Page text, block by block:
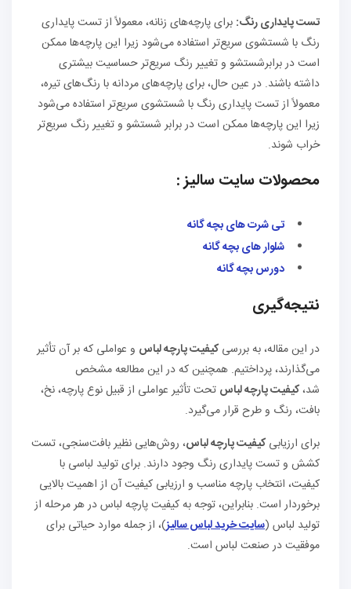
تست پایداری رنگ: برای پارچه‌های زنانه، معمولاً از تست پایداری
رنگ با شستشوی سریع‌تر استفاده می‌شود زیرا این پارچه‌ها ممکن
است در برابرشستشو و تغییر رنگ سریع‌تر حساسیت بیشتری
داشته باشند. در عین حال، برای پارچه‌های مردانه با رنگ‌های تیره،
معمولاً از تست پایداری رنگ با شستشوی سریع‌تر استفاده می‌شود
زیرا این پارچه‌ها ممکن است در برابر شستشو و تغییر رنگ سریع‌تر
خراب شوند.
محصولات سایت سالیز :
تی شرت های بچه گانه
شلوار های بچه گانه
دورس بچه گانه
نتیجه‌گیری
در این مقاله، به بررسیکیفیت پارچه لباس و عواملی که بر آن تأثیر
می‌گذارند، پرداختیم. همچنین که در این مطالعه مشخص
شد،کیفیت پارچه لباس تحت تأثیر عواملی از قبیل نوع پارچه، نخ،
بافت، رنگ و طرح قرار می‌گیرد.
برای ارزیابیکیفیت پارچه لباس، روش‌هایی نظیر بافت‌سنجی، تست
کشش و تست پایداری رنگ وجود دارند. برای تولید لباسی با
کیفیت، انتخاب پارچه مناسب و ارزیابی کیفیت آن از اهمیت بالایی
برخوردار است. بنابراین، توجه به کیفیت پارچه لباس در هر مرحله از
تولید لباس (سایت خرید لباس سالیز)، از جمله موارد حیاتی برای
موفقیت در صنعت لباس است.